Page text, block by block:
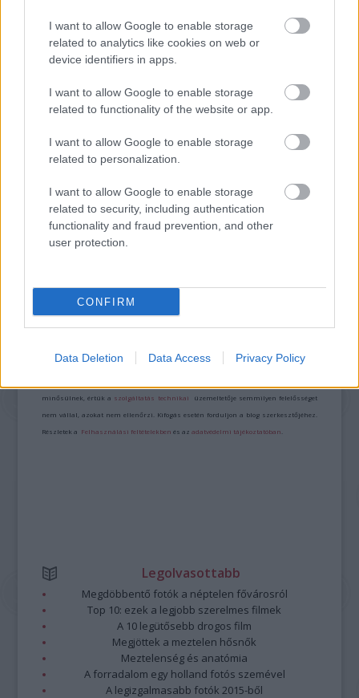
I want to allow Google to enable storage
related to analytics like cookies on web or
device identifiers in apps.
I want to allow Google to enable storage
related to functionality of the website or app.
I want to allow Google to enable storage
related to personalization.
I want to allow Google to enable storage
related to security, including authentication
functionality and fraud prevention, and other
user protection.
CONFIRM
Data Deletion Data Access Privacy Policy
„NEM TÖBB EZER EMBERRE UTAZUNK, HANEM
A bejegyzés trackback címe:
Kommentek:
minősülnek, értük a szolgáltatás technikai üzemeltetője semmilyen felelősséget
nem vállal, azokat nem ellenőrzi. Kifogás esetén forduljon a blog szerkesztőjéhez.
Részletek a Felhasználási feltételekben és azadatvédelmi tájékoztatóban
Legolvasottabb
Megdöbbentő fotók a néptelen fővárosról
Top 10: ezek a legjobb szerelmes filmek
A 10 legütősebb drogos film
Megjöttek a meztelen hősnők
Meztelenség és anatómia
A forradalom egy holland fotós szemével
A legizgalmasabb fotók 2015-ből